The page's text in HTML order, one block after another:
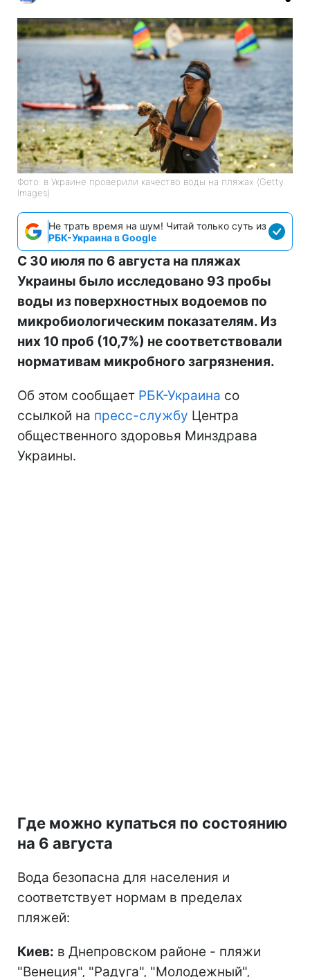
Фото: в Украине проверили качество воды на пляжах (Getty
Images)
Не трать время на шум! Читай только суть из
РБК-Украина в Google
С 30 июля по 6 августа на пляжах
Украины было исследовано 93 пробы
воды из поверхностных водоемов по
микробиологическим показателям. Из
них 10 проб (10,7%) не соответствовали
нормативам микробного загрязнения.
Об этом сообщает РБК-Украина со
ссылкой на пресс-службу Центра
общественного здоровья Минздрава
Украины.
Где можно купаться по состоянию
на 6 августа
Вода безопасна для населения и
соответствует нормам в пределах
пляжей:
Киев: в Днепровском районе - пляжи
"Венеция", "Радуга", "Молодежный",